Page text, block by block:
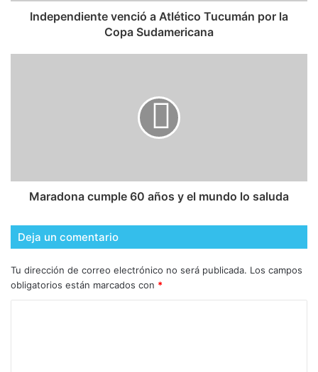
Independiente venció a Atlético Tucumán por la
Copa Sudamericana
Maradona cumple 60 años y el mundo lo saluda
Deja un comentario
Tu dirección de correo electrónico no será publicada. Los campos
obligatorios están marcados con *